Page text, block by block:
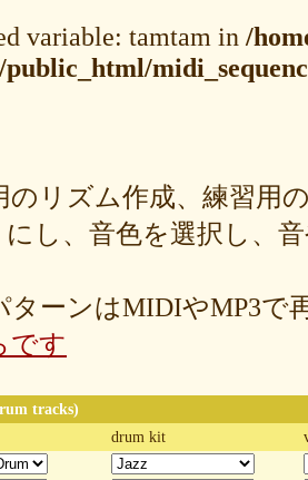
variable: tamtam in /
のリズム作成、練習用
にし、音色を選択し、
ターンはMIDIやMP3
です
tracks)
drum kit